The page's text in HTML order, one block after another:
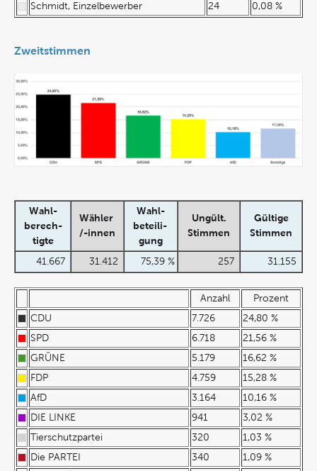
Schmidt, Einzelbewerber
24 0,08 %
Zweitstimmen
Wahl-
berech-
tigte
Wähler
/-innen
Wahl-
beteili-
gung
Ungült.
Stimmen
Gültige
Stimmen
41.667 31.412 75,39 % 257 31.155
Anzahl
Prozent
CDU
7.726
24,80 %
SPD
6.718
21,56 %
GRÜNE
5.179
16,62 %
FDP
4.759
15,28 %
AfD
3.164
10,16 %
DIE LINKE
941
3,02 %
Tierschutzpartei
320
1,03 %
Die PARTEI
340
1,09 %